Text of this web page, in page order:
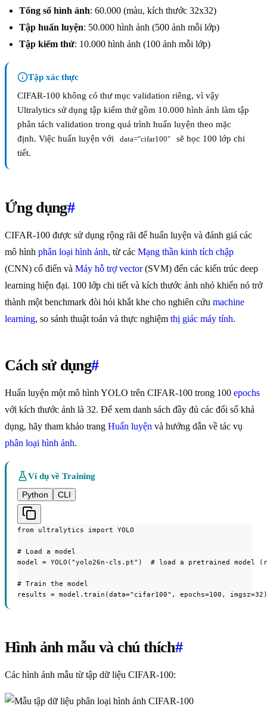
Tổng số hình ảnh: 60.000 (màu, kích thước 32x32)
Tập huấn luyện: 50.000 hình ảnh (500 ảnh mỗi lớp)
Tập kiểm thử: 10.000 hình ảnh (100 ảnh mỗi lớp)
Tập xác thực
CIFAR-100 không có thư mục validation riêng, vì vậy
Ultralytics sử dụng tập kiểm thử gồm 10.000 hình ảnh làm tập
phân tách validation trong quá trình huấn luyện theo mặc
định. Việc huấn luyện với
data="cifar100"
sẽ học 100 lớp chi
tiết.
Ứng dụng#
CIFAR-100 được sử dụng rộng rãi để huấn luyện và đánh giá các
mô hình phân loại hình ảnh, từ các Mạng thần kinh tích chập
(CNN) cổ điển và Máy hỗ trợ vector(SVM) đến các kiến trúc deep
learning hiện đại. 100 lớp chi tiết và kích thước ảnh nhỏ khiến nó trở
thành một benchmark đòi hỏi khắt khe cho nghiên cứu machine
learning, so sánh thuật toán và thực nghiệm thị giác máy tính.
Cách sử dụng#
Huấn luyện một mô hình YOLO trên CIFAR-100 trong 100 epochs
với kích thước ảnh là 32. Để xem danh sách đầy đủ các đối số khả
dụng, hãy tham khảo trang Huấn luyện và hướng dẫn về tác vụ
phân loại hình ảnh.
Ví dụ về Training
Python
CLI
from ultralytics import YOLO
# Load a model
model = YOLO("yolo26n-cls.pt")  # load a pretrained model
# Train the model
results = model.train(data="cifar100", epochs=100, imgsz=32)
Hình ảnh mẫu và chú thích#
Các hình ảnh mẫu từ tập dữ liệu CIFAR-100: